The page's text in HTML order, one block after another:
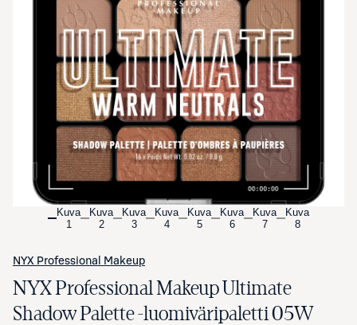
Avaa tuotekuva suurennettuna
Kuva
1
Kuva
2
Kuva
3
Kuva
4
Kuva
5
Kuva
6
Kuva
7
Kuva
8
NYX Professional Makeup
NYX Professional Makeup Ultimate
Shadow Palette -luomiväripaletti 05W